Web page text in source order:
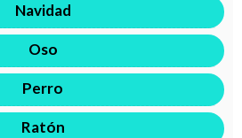
Navidad
Oso
Perro
Ratón